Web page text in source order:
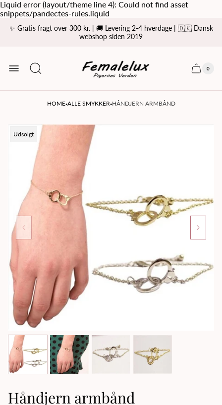
Liquid error (layout/theme line 4): Could not find asset
snippets/pandectes-rules.liquid
✨ Gratis fragt over 300 kr. | 🚚 Levering 2-4 hverdage | 🇩🇰 Dansk
webshop siden 2019
logo
Cart
Cart
0
HOME·ALLE SMYKKER·HÅNDJERN ARMBÅND
Product
Udsolgt
Håndjern armbånd